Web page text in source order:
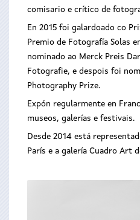
comisario e crítico de
En 2015 foi galardoado co
Premio de Fotografía Solas
nominado ao Merck Preis
Fotografie, e despois foi
Photography Prize.
Expón regularmente en
museos, galerías e festivais.
Desde 2014 está
París e a galería Cuadro Art